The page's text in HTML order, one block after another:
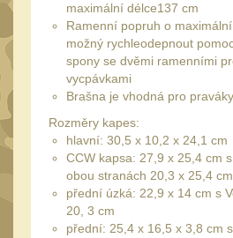
Taktická pera
Láhve16
Lékárničky17
Ostatní44
MONTÁŽE PRO OPTIKU
Adaptéry a risery 40
maximální délce137 cm
Ramenní popruh o
možný rychleodepnout
spony se dvěmi ramenními
vycpávkami
Brašna je vhodná pro praváky
Rozměry kapes:
hlavní: 30,5 x 10,2 x 24,1 cm
CCW kapsa: 27,9 x 25,4 cm
obou stranách 20,3 x 25,4 cm
přední úzká: 22,9 x 14 cm s
20, 3 cm
přední: 25,4 x 16,5 x 3,8 cm